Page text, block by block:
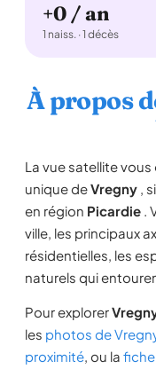
+0 / an
1 naiss. · 1 décès
À propos
La vue satellite
unique deVregny ,
en région Picardie .
ville, les principaux
résidentielles, les
naturels qui
Pour explorer
les photos de
proximité, ou la